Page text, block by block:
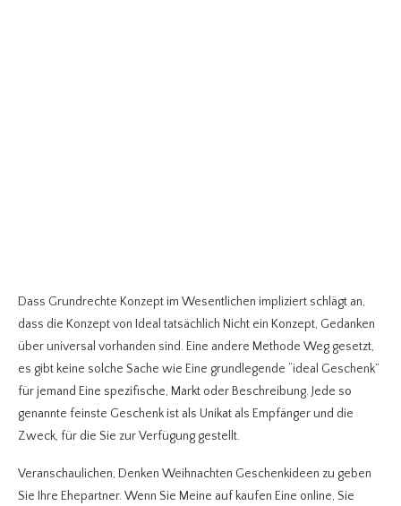
Dass Grundrechte Konzept im Wesentlichen impliziert schlägt an,
dass die Konzept von Ideal tatsächlich Nicht ein Konzept, Gedanken
über universal vorhanden sind. Eine andere Methode Weg gesetzt,
es gibt keine solche Sache wie Eine grundlegende “ideal Geschenk”
für jemand Eine spezifische, Markt oder Beschreibung. Jede so
genannte feinste Geschenk ist als Unikat als Empfänger und die
Zweck, für die Sie zur Verfügung gestellt.
Veranschaulichen, Denken Weihnachten Geschenkideen zu geben
Sie Ihre Ehepartner. Wenn Sie Meine auf kaufen Eine online, Sie